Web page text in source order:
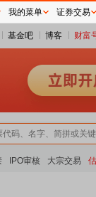
基金吧 博客 财富
IPO审核 大宗交易
我的菜单 证券交易